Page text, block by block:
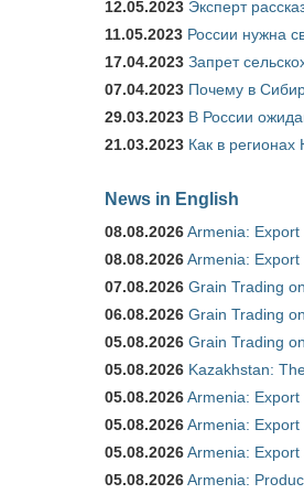
12.05.2023 Эксперт
11.05.2023 России нужна
17.04.2023 Запрет
07.04.2023 Почему в
29.03.2023 В России
21.03.2023 Как в
News in English
08.08.2026Armenia:
08.08.2026Armenia:
07.08.2026 Grain Trading
06.08.2026 Grain Trading
05.08.2026 Grain Trading
05.08.2026 Kazakhstan:
05.08.2026Armenia:
05.08.2026Armenia:
05.08.2026Armenia:
05.08.2026Armenia: